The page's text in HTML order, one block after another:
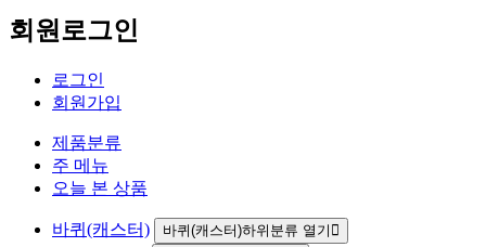
회원로그인
로그인
회원가입
제품분류
주 메뉴
오늘 본 상품
바퀴(캐스터) 바퀴(캐스터)하위분류 열기